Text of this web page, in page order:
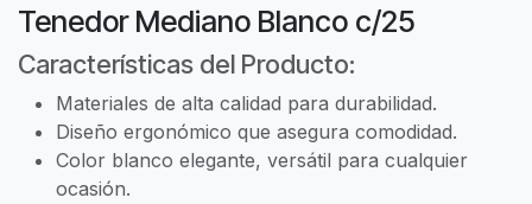
Tenedor Mediano Blanco c/25
Características del Producto:
Materiales de alta calidad para durabilidad.
Diseño ergonómico que asegura comodidad.
Color blanco elegante, versátil para cualquier
ocasión.